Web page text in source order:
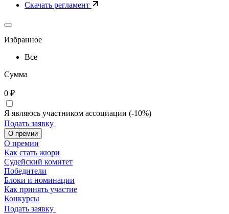
Скачать регламент
Избранное
Все
Сумма
0 ₽
Я являюсь участником ассоциации (-10%)
Подать заявку
О премии
О премии
Как стать жюри
Судейский комитет
Победители
Блоки и номинации
Как принять участие
Конкурсы
Подать заявку